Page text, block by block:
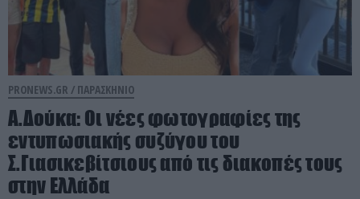
PRONEWS.GR / ΠΑΡΑΣΚΗΝΙΟ
Α.Δούκα: Οι νέες φωτογραφίες της
εντυπωσιακής συζύγου του
Σ.Γιασικεβίτσιους από τις διακοπές τους
στην Ελλάδα